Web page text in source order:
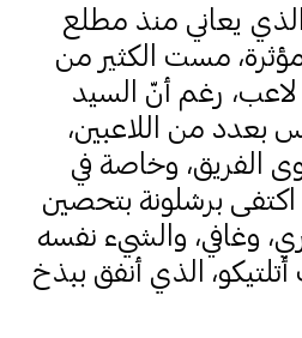
يعاني منذ مطلع
مست الكثير من
لاعب، رغم أنّ السيد
بعدد من اللاعبين،
الفريق، وخاصة في
اكتفى برشلونة بتحصين
وغافي، والشيء نفسه
أتلتيكو، الذي أنفق ببذخ